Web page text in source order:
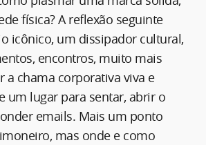
física? A reflexão seguinte
icônico, um dissipador cultural,
encontros, muito mais
a chama corporativa viva e
um lugar para sentar, abrir o
emails. Mais um ponto
mas onde e como